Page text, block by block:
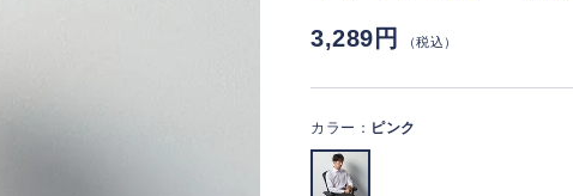
3,289円
（税込）
カラー： ピンク